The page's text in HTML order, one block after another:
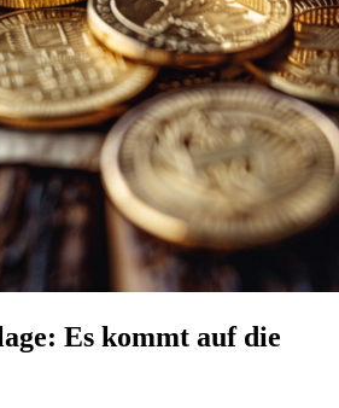
Es kommt auf die